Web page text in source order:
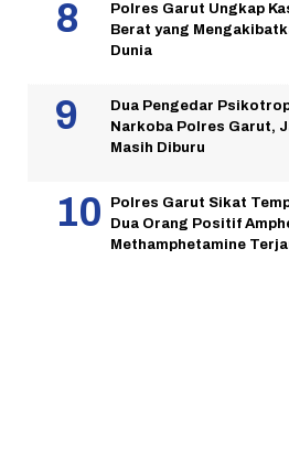
Polres Garut Ungkap
Berat yang
Dunia
Dua Pengedar
Narkoba Polres Garut,
Masih Diburu
Polres Garut Sikat
Dua Orang Positif
Methamphetamine